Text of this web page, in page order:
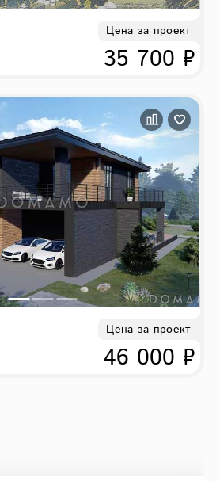
Цена за проект
35 700 ₽
Цена за проект
46 000 ₽